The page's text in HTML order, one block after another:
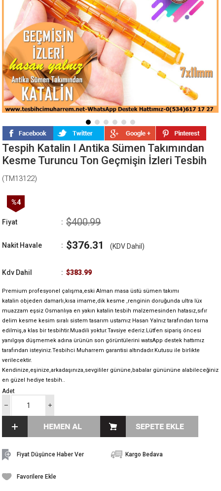
Tespih Katalin I Antika Sümen Takımından
Kesme Turuncu Ton Geçmişin İzleri Tesbih
(TM13122)
%4
Fiyat : $400.99
Nakit Havale : $376.31 (KDV Dahil)
Kdv Dahil : $383.99
Premium profesyonel çalışma,eski Alman masa üstü sümen takımı
katalin objeden damarlı,kısa imame,dik kesme ,renginin doruğunda ultra lüx
muazzam eşsiz Osmanlıya en yakın katalin tesbih malzemesinden hatasız,sıfır
delim kesme kesim sıralı sistem tasarım ustamız Hasan Yalnız tarafından torna
edilmiş,a klas bir tesbihtir.Muadili yoktur.Tavsiye ederiz.Lütfen sipariş öncesi
yanılgıya düşmemek adına ürünün son görüntülerini watsApp destek hattımız
tarafından isteyiniz.Tesbihci Muharrem garantisi altındadır.Kutusu ile birlikte
verilecektir.
Kendinize,eşinize,arkadaşınıza,sevgililer gününe,babalar günününe alabileceğiniz
en güzel hediye tesbih..
Adet
Fiyat Düşünce Haber Ver Kargo Bedava
Favorilere Ekle